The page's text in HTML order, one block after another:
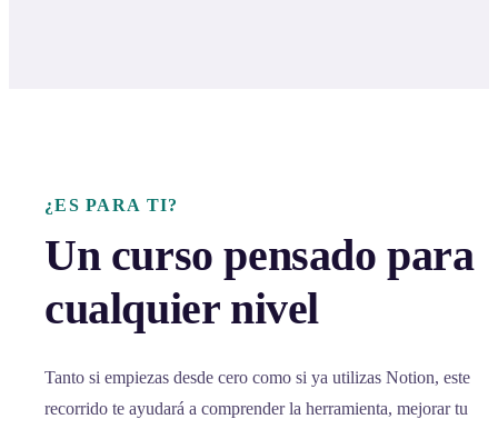
¿ES PARA TI?
Un curso pensado para
cualquier nivel
Tanto si empiezas desde cero como si ya utilizas Notion, este
recorrido te ayudará a comprender la herramienta, mejorar tu